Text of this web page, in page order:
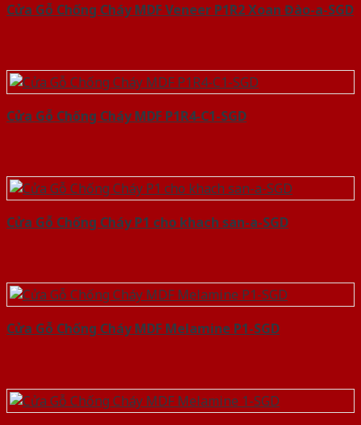
Cửa Gỗ Chống Cháy MDF Veneer P1R2 Xoan Đào-a-SGD
Cửa Gỗ Chống Cháy MDF P1R4-C1-SGD
Cửa Gỗ Chống Cháy P1 cho khach san-a-SGD
Cửa Gỗ Chống Cháy MDF Melamine P1-SGD